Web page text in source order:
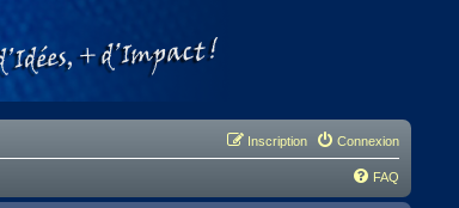
Connexion
Inscription
FAQ